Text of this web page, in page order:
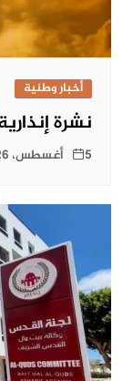
أخبار وطنية
نشرة
5 أغسطس، 2026